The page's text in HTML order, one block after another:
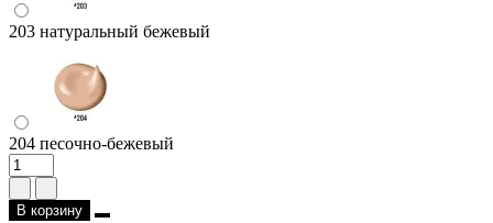
203 натуральный бежевый
204 песочно-бежевый
В корзину